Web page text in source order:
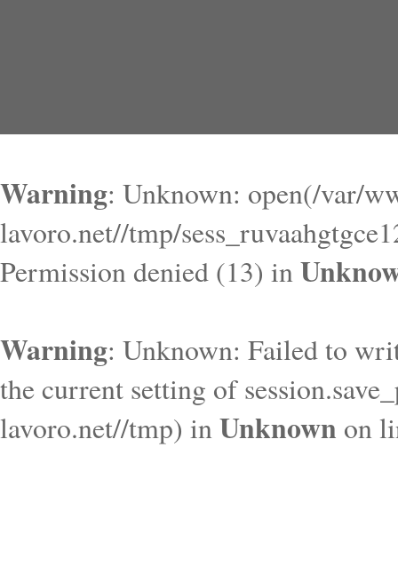
Warning: Unknown: open(/var/
lavoro.net//tmp/
Permission denied (13) in
Warning: Unknown: Failed to
the current setting of
lavoro.net//tmp) inUnknown on